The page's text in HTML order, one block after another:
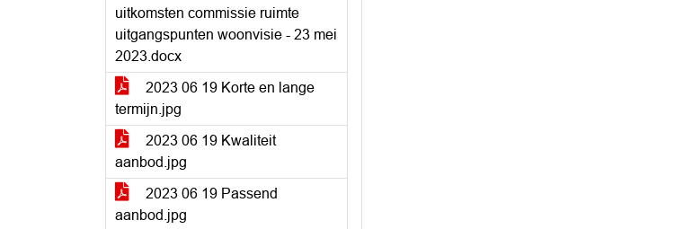
uitkomsten commissie ruimte
uitgangspunten woonvisie - 23 mei
2023.docx
2023 06 19 Korte en lange
termijn.jpg
2023 06 19 Kwaliteit
aanbod.jpg
2023 06 19 Passend
aanbod.jpg